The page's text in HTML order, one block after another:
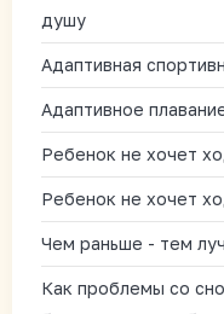
душу
Адаптивная
Адаптивное
Ребенок не хочет
Ребенок не хочет
Чем раньше - тем
Как проблемы со